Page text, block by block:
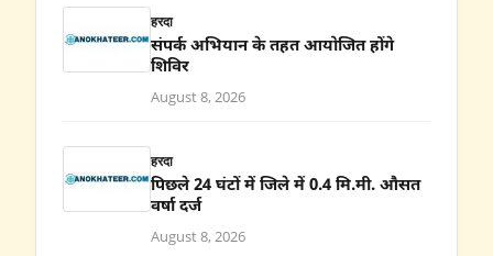
हरदा
संपर्क अभियान के तहत आयोजित होंगे
शिविर
August 8, 2026
हरदा
पिछले 24 घंटों में जिले में 0.4 मि.मी. औसत
वर्षा दर्ज
August 8, 2026